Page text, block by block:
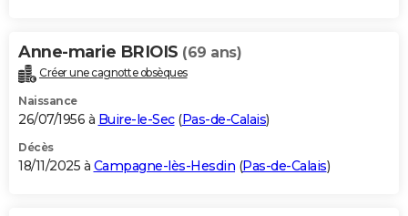
Anne-marie BRIOIS (69 ans)
Créer une cagnotte obsèques
Naissance
26/07/1956 à Buire-le-Sec(Pas-de-Calais)
Décès
18/11/2025 à Campagne-lès-Hesdin (Pas-de-Calais)